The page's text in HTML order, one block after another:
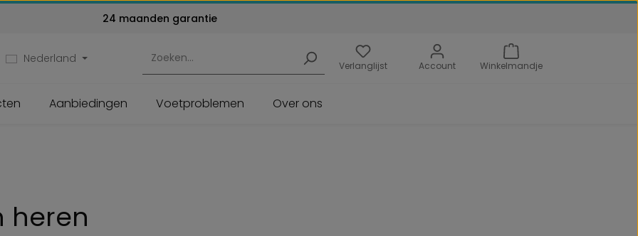
24 maanden garantie
Nederland
Verlanglijst Account Winkelmandje
Aanbiedingen Voetproblemen Over ons
heren